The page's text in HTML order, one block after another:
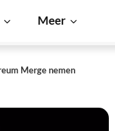
Meer
Merge nemen